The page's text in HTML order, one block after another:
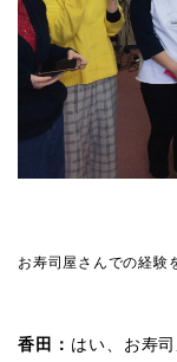
お寿司屋さんでの経験
香田： はい、お寿